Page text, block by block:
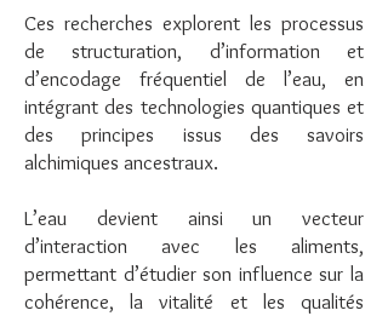
Ces recherches explorent les processus
de structuration, d’information et
d’encodage fréquentiel de l’eau, en
intégrant des technologies quantiques et
des principes issus des savoirs
alchimiques ancestraux.
L’eau devient ainsi un vecteur
d’interaction avec les aliments,
permettant d’étudier son influence sur la
cohérence, la vitalité et les qualités